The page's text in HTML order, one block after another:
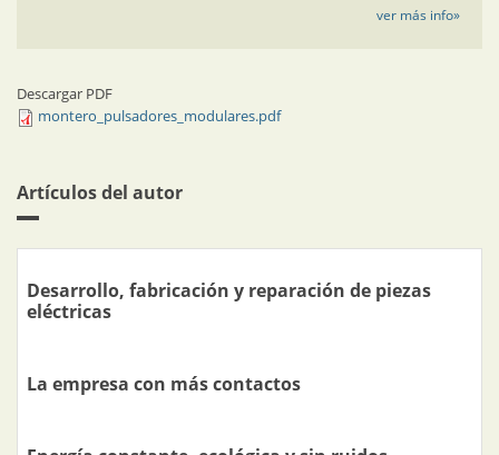
ver más info»
Descargar PDF
montero_pulsadores_modulares.pdf
Artículos del autor
Desarrollo, fabricación y reparación de piezas
eléctricas
La empresa con más contactos